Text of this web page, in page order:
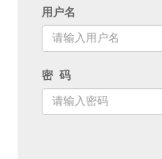
2020/12/24 22:50:41
国际货运代理物流行业安
2020/12/24 22:50:01
解除针对快递件的“五花大绑”
无人配送或成智慧物流破局点
四大快递禁止尽量带电产品
易璟-客户开档案表
用户名
密 码